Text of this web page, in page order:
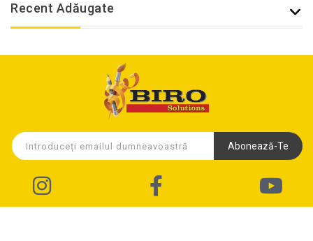
Recent Adăugate
Abonează-Te